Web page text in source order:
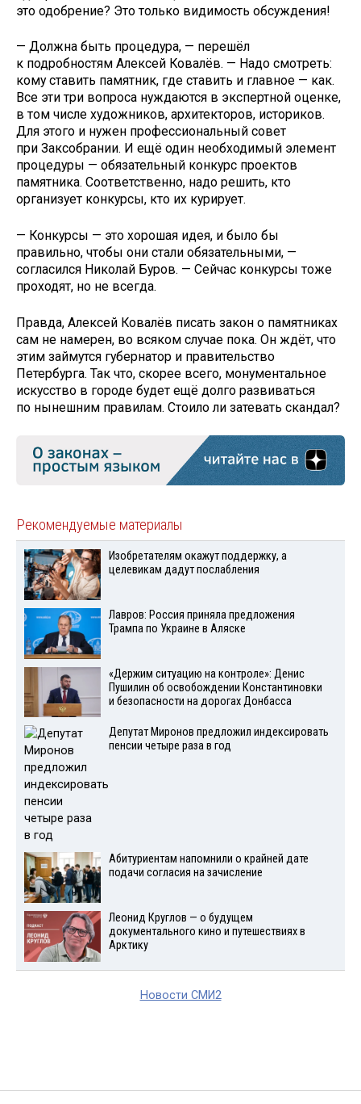
это одобрение? Это только видимость обсуждения!
— Должна быть процедура, — перешёл
к подробностям Алексей Ковалёв. — Надо смотреть:
кому ставить памятник, где ставить и главное — как.
Все эти три вопроса нуждаются в экспертной оценке,
в том числе художников, архитекторов, историков.
Для этого и нужен профессиональный совет
при Заксобрании. И ещё один необходимый элемент
процедуры — обязательный конкурс проектов
памятника. Соответственно, надо решить, кто
организует конкурсы, кто их курирует.
— Конкурсы — это хорошая идея, и было бы
правильно, чтобы они стали обязательными, —
согласился Николай Буров. — Сейчас конкурсы тоже
проходят, но не всегда.
Правда, Алексей Ковалёв писать закон о памятниках
сам не намерен, во всяком случае пока. Он ждёт, что
этим займутся губернатор и правительство
Петербурга. Так что, скорее всего, монументальное
искусство в городе будет ещё долго развиваться
по нынешним правилам. Стоило ли затевать скандал?
Рекомендуемые материалы
Изобретателям окажут поддержку, а
целевикам дадут послабления
Лавров: Россия приняла предложения
Трампа по Украине в Аляске
«Держим ситуацию на контроле»: Денис
Пушилин об освобождении Константиновки
и безопасности на дорогах Донбасса
Депутат Миронов предложил индексировать
пенсии четыре раза в год
Абитуриентам напомнили о крайней дате
подачи согласия на зачисление
Леонид Круглов — о будущем
документального кино и путешествиях в
Арктику
Новости СМИ2